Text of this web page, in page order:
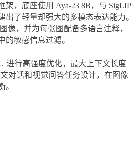
架，底座使用 Aya-23 8B，与 SigLIP
出了轻量却强大的多模态表达能力。
像，并为每张图配备多语言注释，
的敏感信息过滤。
进行高强度优化，最大上下文长度
对话和视觉问答任务设计，在图像
。